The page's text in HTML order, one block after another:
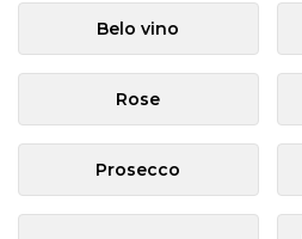
Belo vino
Rose
Prosecco